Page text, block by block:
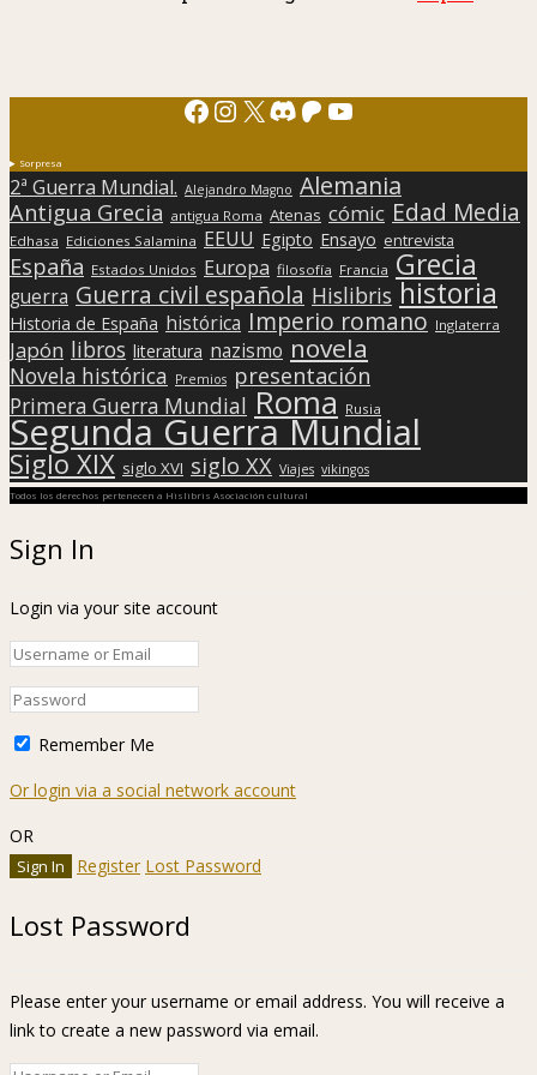
Facebook
Instagram
X Discord
Patreon
YouTube
Sorpresa
2ª Guerra Mundial. Alejandro Magno Alemania
Antigua Grecia antigua Roma Atenas cómic Edad Media
Edhasa Ediciones Salamina EEUU Egipto Ensayo entrevista
España Estados Unidos Europa filosofía Francia Grecia
guerra Guerra civil española Hislibris historia
Historia de España histórica Imperio romano Inglaterra
Japón libros literatura nazismo novela
Novela histórica Premios presentación
Primera Guerra Mundial Roma Rusia
Segunda Guerra Mundial
Siglo XIX siglo XVI siglo XX Viajes vikingos
Todos los derechos pertenecen a Hislibris Asociación cultural
Sign In
Login via your site account
Remember Me
Or login via a social network account
OR
Register Lost Password
Lost Password
Please enter your username or email address. You will receive a
link to create a new password via email.